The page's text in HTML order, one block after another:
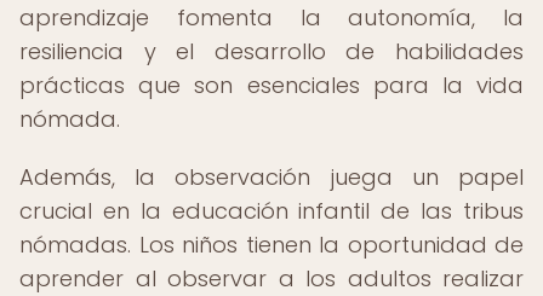
aprendizaje fomenta la autonomía, la
resiliencia y el desarrollo de habilidades
prácticas que son esenciales para la vida
nómada.
Además, la observación juega un papel
crucial en la educación infantil de las tribus
nómadas. Los niños tienen la oportunidad de
aprender al observar a los adultos realizar